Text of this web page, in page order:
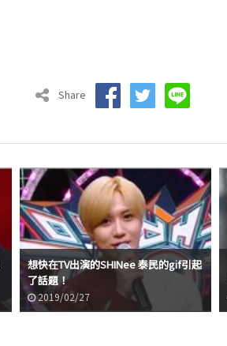
Share
想快在TV出演的SHINee 泰民的gif引起
了話題！
2019/02/27